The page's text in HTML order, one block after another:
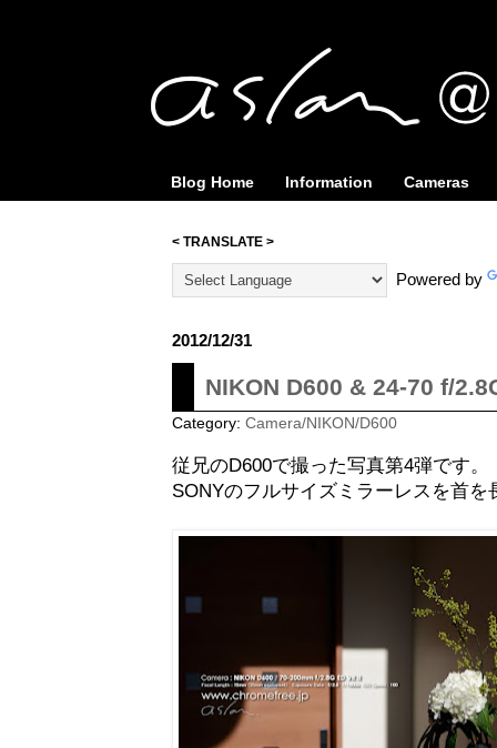
Blog Home Information Cameras
< TRANSLATE >
Powered by
2012/12/31
NIKON D600 & 24-70 f/
Category: Camera/NIKON/D600
従兄のD600で撮った写真第4弾です。
SONYのフルサイズミラーレスを首